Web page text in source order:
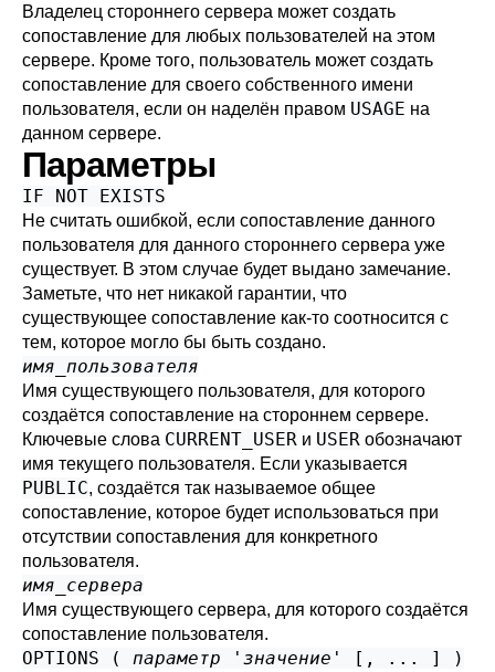
Владелец стороннего сервера может создать
сопоставление для любых пользователей на этом
сервере. Кроме того, пользователь может создать
сопоставление для своего собственного имени
пользователя, если он наделён правом USAGE на
данном сервере.
Параметры
IF NOT EXISTS
Не считать ошибкой, если сопоставление данного
пользователя для данного стороннего сервера уже
существует. В этом случае будет выдано замечание.
Заметьте, что нет никакой гарантии, что
существующее сопоставление как-то соотносится с
тем, которое могло бы быть создано.
имя_пользователя
Имя существующего пользователя, для которого
создаётся сопоставление на стороннем сервере.
Ключевые слова CURRENT_USER и USER обозначают
имя текущего пользователя. Если указывается
PUBLIC, создаётся так называемое общее
сопоставление, которое будет использоваться при
отсутствии сопоставления для конкретного
пользователя.
имя_сервера
Имя существующего сервера, для которого создаётся
сопоставление пользователя.
OPTIONS ( параметр ' значение ' [, ... ] )